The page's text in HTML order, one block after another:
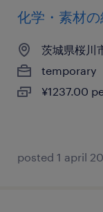
化学・素材
茨城県桜川
temporary
¥1237.00
posted 1 april